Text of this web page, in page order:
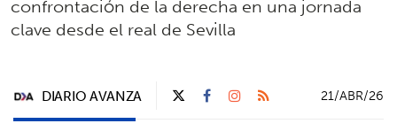
confrontación de la derecha en una jornada
clave desde el real de Sevilla
DIARIO AVANZA 21/ABR/26